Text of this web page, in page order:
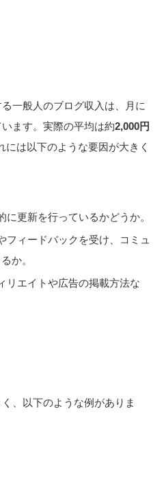
一般人のブログ収入は、月に
ます。実際の平均は約2,000円
には以下のような要因が大きく
に更新を行っているかどうか。
フィードバックを受け、コミュ
か。
リエイトや広告の掲載方法な
、以下のような例がありま